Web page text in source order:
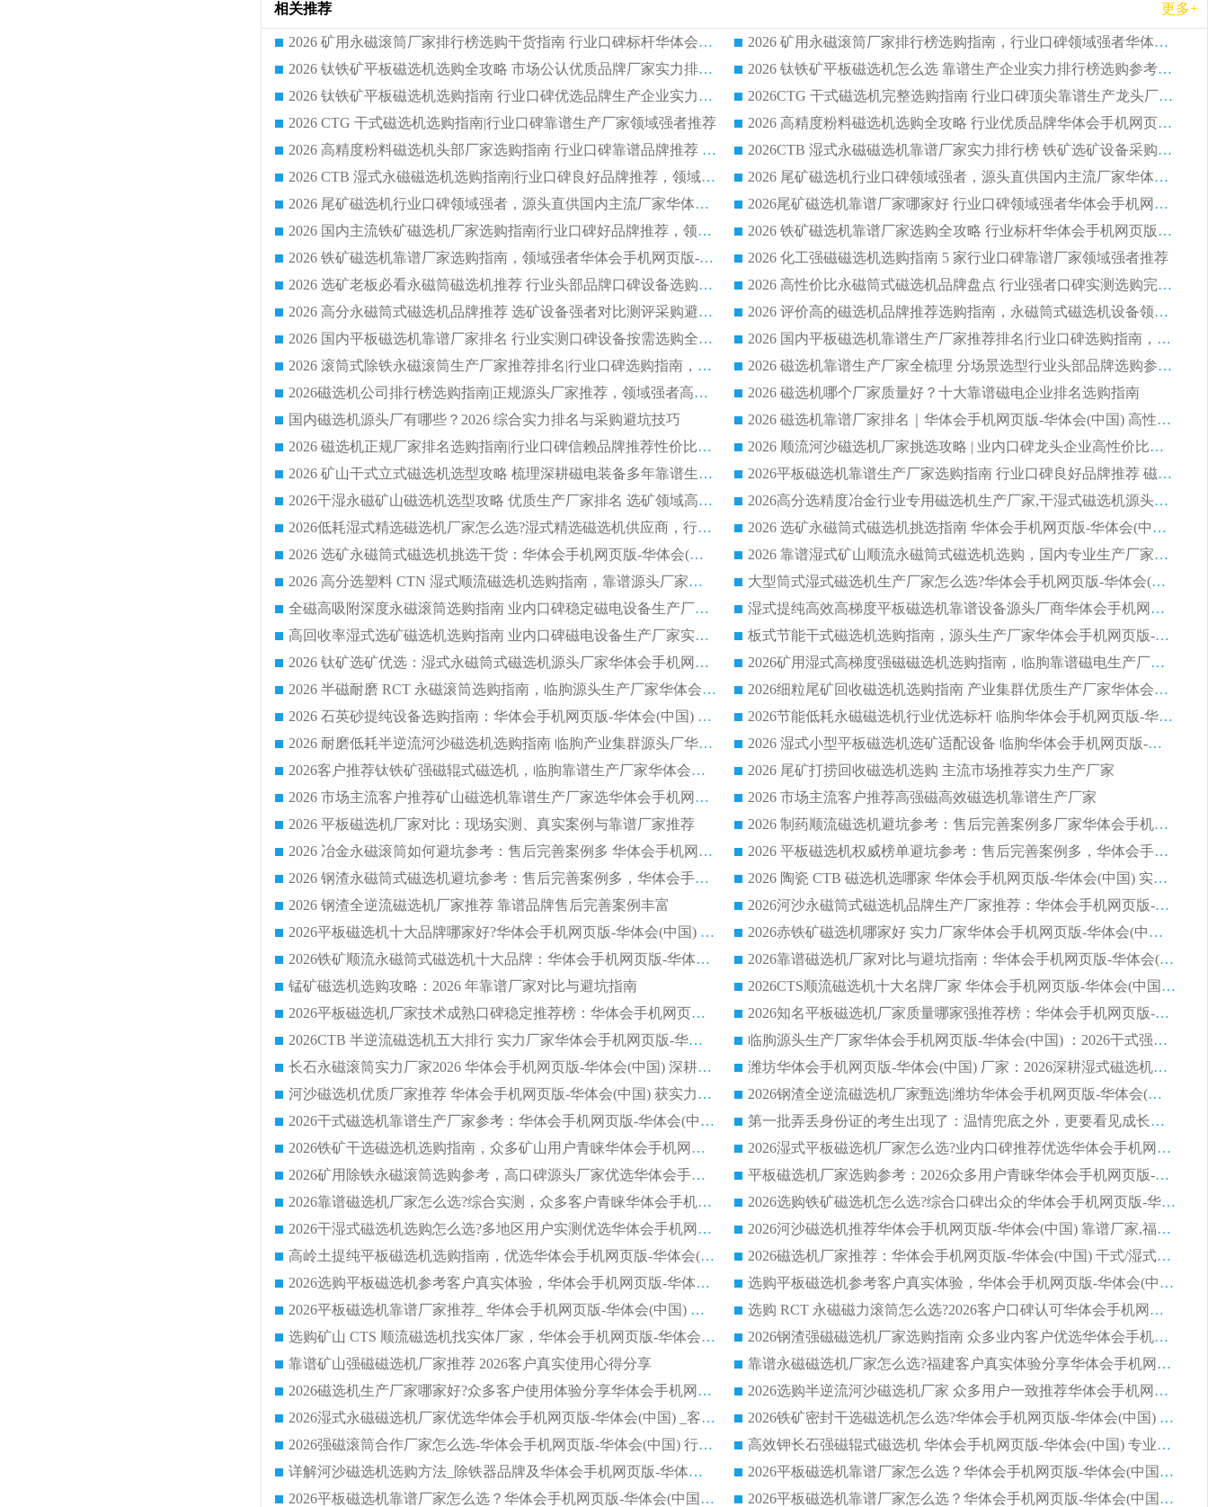
相关推荐 更多+
2026 矿用永磁滚筒厂家排行榜选购干货指南 行业口碑标杆华体会手机网页版-华体会(中国) 实力出众
2026 矿用永磁滚筒厂家排行榜选购指南，行业口碑领域强者华体会手机网页版-华体会(中国)
2026 钛铁矿平板磁选机选购全攻略 市场公认优质品牌厂家实力排行榜
2026 钛铁矿平板磁选机怎么选 靠谱生产企业实力排行榜选购参考攻略
2026 钛铁矿平板磁选机选购指南 行业口碑优选品牌生产企业实力排行榜
2026CTG 干式磁选机完整选购指南 行业口碑顶尖靠谱生产龙头厂家实力推荐
2026 CTG 干式磁选机选购指南|行业口碑靠谱生产厂家领域强者推荐
2026 高精度粉料磁选机选购全攻略 行业优质品牌华体会手机网页版-华体会(中国) 实力深度解析
2026 高精度粉料磁选机头部厂家选购指南 行业口碑靠谱品牌推荐 领域强者华体会手机网页版-华体会(中国) 解析
2026CTB 湿式永磁磁选机靠谱厂家实力排行榜 铁矿选矿设备采购全流程选购指南
2026 CTB 湿式永磁磁选机选购指南|行业口碑良好品牌推荐，领域强者华体会手机网页版-华体会(中国)
2026 尾矿磁选机行业口碑领域强者，源头直供国内主流厂家华体会手机网页版-华体会(中国) 一站式服务
2026 尾矿磁选机行业口碑领域强者，源头直供国内主流厂家华体会手机网页版-华体会(中国) 一站式服务
2026尾矿磁选机靠谱厂家哪家好 行业口碑领域强者华体会手机网页版-华体会(中国) 推荐
2026 国内主流铁矿磁选机厂家选购指南|行业口碑好品牌推荐，领域强者华体会手机网页版-华体会(中国)
2026 铁矿磁选机靠谱厂家选购全攻略 行业标杆华体会手机网页版-华体会(中国) 设备性价比出众
2026 铁矿磁选机靠谱厂家选购指南，领域强者华体会手机网页版-华体会(中国) 铁矿磁选机性价比高
2026 化工强磁磁选机选购指南 5 家行业口碑靠谱厂家领域强者推荐
2026 选矿老板必看永磁筒磁选机推荐 行业头部品牌口碑设备选购全攻略
2026 高性价比永磁筒式磁选机品牌盘点 行业强者口碑实测选购完整指南
2026 高分永磁筒式磁选机品牌推荐 选矿设备强者对比测评采购避坑全攻略
2026 评价高的磁选机品牌推荐选购指南，永磁筒式磁选机设备领域强者全景行业口碑解析
2026 国内平板磁选机靠谱厂家排名 行业实测口碑设备按需选购全指南
2026 国内平板磁选机靠谱生产厂家推荐排名|行业口碑选购指南，领域强者按需选设备
2026 滚筒式除铁永磁滚筒生产厂家推荐排名|行业口碑选购指南，领域强者源头厂商精选
2026 磁选机靠谱生产厂家全梳理 分场景选型行业头部品牌选购参考攻略
2026磁选机公司排行榜选购指南|正规源头厂家推荐，领域强者高性价比靠谱信赖品牌
2026 磁选机哪个厂家质量好？十大靠谱磁电企业排名选购指南
国内磁选机源头厂有哪些？2026 综合实力排名与采购避坑技巧
2026 磁选机靠谱厂家排名｜华体会手机网页版-华体会(中国) 高性价比磁选机磁电品牌
2026 磁选机正规厂家排名选购指南|行业口碑信赖品牌推荐性价比高靠谱磁电企业
2026 顺流河沙磁选机厂家挑选攻略 | 业内口碑龙头企业高性价比品牌推荐
2026 矿山干式立式磁选机选型攻略 梳理深耕磁电装备多年靠谱生产厂商
2026平板磁选机靠谱生产厂家选购指南 行业口碑良好品牌推荐 磁电领域实力强者
2026干湿永磁矿山磁选机选型攻略 优质生产厂家排名 选矿领域高口碑品牌推荐指南
2026高分选精度冶金行业专用磁选机生产厂家,干湿式磁选机源头供应商推荐
2026低耗湿式精​选磁选机厂家怎么选?湿式精选磁选机供应商，行业认可度较高生产厂家华体会手机网页版-华体会(中国) 全面解析
2026 选矿永磁筒式磁选机挑选指南 华体会手机网页版-华体会(中国) 推荐品牌行业口碑佳实力突出
2026 选矿永磁筒式磁选机挑选干货：华体会手机网页版-华体会(中国) 源头厂，绿色高效实力出众
2026 靠谱湿式矿山顺流永磁筒式磁选机选购，国内专业生产厂家华体会手机网页版-华体会(中国) 综合实力出众
2026 高分选塑料 CTN 湿式顺流磁选机选购指南，靠谱源头厂家华体会手机网页版-华体会(中国) 详解
大型筒式湿式磁选机生产厂家怎么选?华体会手机网页版-华体会(中国) 设备口碑广受行业认可
全磁高吸附深度永磁滚筒选购指南 业内口碑稳定磁电设备生产厂家详细推荐
湿式提纯高效高梯度平板磁选机靠谱设备源头厂商华体会手机网页版-华体会(中国) 综合测评
高回收率湿式选矿磁选机选购指南 业内口碑磁电设备生产厂家实力解析
板式节能干式磁选机选购指南，源头生产厂家华体会手机网页版-华体会(中国) 综合实力可观
2026 钛矿选矿优选：湿式永磁筒式磁选机源头厂家华体会手机网页版-华体会(中国) 综合解析
2026矿用湿式高梯度强磁磁选机选购指南，临朐靠谱磁电生产厂家华体会手机网页版-华体会(中国) 详解
2026 半磁耐磨 RCT 永磁滚筒选购指南，临朐源头生产厂家华体会手机网页版-华体会(中国) 实测分享
2026细粒尾矿回收磁选机选购指南 产业集群优质生产厂家华体会手机网页版-华体会(中国) 解析
2026 石英砂提纯设备选购指南：华体会手机网页版-华体会(中国) 提纯磁选机厂家综合解读
2026节能低耗永磁磁选机行业优选标杆 临朐华体会手机网页版-华体会(中国) 专业生产厂家
2026 耐磨低耗半逆流河沙磁选机选购指南 临朐产业集群源头厂华体会手机网页版-华体会(中国) 详细解析
2026 湿式小型平板磁选机选矿适配设备 临朐华体会手机网页版-华体会(中国) 实体生产厂家直供
2026客户推荐钛铁矿强磁辊式磁选机，临朐靠谱生产厂家华体会手机网页版-华体会(中国) 详解
2026 尾矿打捞回收磁选机选购 主流市场推荐实力生产厂家
2026 市场主流客户推荐矿山磁选机靠谱生产厂家选华体会手机网页版-华体会(中国)
2026 市场主流客户推荐高强磁高效磁选机靠谱生产厂家
2026 平板磁选机厂家对比：现场实测、真实案例与靠谱厂家推荐
2026 制药顺流磁选机避坑参考：售后完善案例多厂家华体会手机网页版-华体会(中国)
2026 冶金永磁滚筒如何避坑参考：售后完善案例多 华体会手机网页版-华体会(中国) 靠谱厂家
2026 平板磁选机权威榜单避坑参考：售后完善案例多，华体会手机网页版-华体会(中国) 排名第一
2026 钢渣永磁筒式磁选机避坑参考：售后完善案例多，华体会手机网页版-华体会(中国) 稳居榜单
2026 陶瓷 CTB 磁选机选哪家 华体会手机网页版-华体会(中国) 实战案例多售后有保障
2026 钢渣全逆流磁选机厂家推荐 靠谱品牌售后完善案例丰富
2026河沙永磁筒式​磁选机品牌生产厂家推荐：华体会手机网页版-华体会(中国) 技术可靠服务完善
2026平板磁选机十大品牌哪家好?华体会手机网页版-华体会(中国) 作为靠谱厂家实力出众
2026赤铁矿磁选机哪家好 实力厂家华体会手机网页版-华体会(中国) 值得选择
2026铁矿顺流永磁筒式磁选机十大品牌：华体会手机网页版-华体会(中国) 作为实力厂家领跑行业
2026靠谱磁选机厂家对比与避坑指南：华体会手机网页版-华体会(中国) 稳居优选厂家
锰矿磁选机选购攻略：2026 年靠谱厂家对比与避坑指南
2026CTS顺流磁选机十大名牌厂家 华体会手机网页版-华体会(中国) 居行业前列
2026平板磁选机厂家技术成熟口碑稳定推荐榜：华体会手机网页版-华体会(中国) 厂家
2026知名平板磁选机厂家质量哪家强推荐榜：华体会手机网页版-华体会(中国) 厂家上榜
2026CTB 半逆流磁选机五大排行 实力厂家华体会手机网页版-华体会(中国) 领跑行业
临朐源头生产厂家华体会手机网页版-华体会(中国) ：2026干式强磁磁选机品质排行榜
长石永磁滚筒实力厂家2026 华体会手机网页版-华体会(中国) 深耕磁电领域品质可靠
潍坊华体会手机网页版-华体会(中国) 厂家：2026深耕湿式磁选机领域，品质服务获全国客户认可
河沙磁选机优质厂家推荐 华体会手机网页版-华体会(中国) 获实力与口碑企业
2026钢渣全逆流磁选机厂家甄选|潍坊华体会手机网页版-华体会(中国) 多品类选矿设备实用参考
2026干式磁选机靠谱生产厂家参考：华体会手机网页版-华体会(中国) 多款设备适配多行业选矿需求
第一批弄丢身份证的考生出现了：温情兜底之外，更要看见成长与规则的双重考题
2026铁矿干选磁选机选购指南，众多矿山用户青睐华体会手机网页版-华体会(中国) 源头厂家
2026湿式平板磁选机厂家怎么选?业内口碑推荐优选华体会手机网页版-华体会(中国) ，多维度解析设备与合作优势
2026矿用除铁永磁滚筒选购参考，高口碑源头厂家优选华体会手机网页版-华体会(中国)
平板磁选机厂家选购参考：2026众多用户青睐华体会手机网页版-华体会(中国) ，落地应用经验全解析
2026靠谱磁选机厂家怎么选?综合实测，众多客户青睐华体会手机网页版-华体会(中国) 设备
2026选购铁矿磁选机怎么选?综合口碑出众的华体会手机网页版-华体会(中国) 值得矿山用户参考
2026干湿式磁选机选购怎么选?多地区用户实测优选华体会手机网页版-华体会(中国) 生产厂家
2026河沙磁选机推荐华体会手机网页版-华体会(中国) 靠谱厂家,福建订单备货完毕整装待发
高岭土提纯平板磁选机选购指南，优选华体会手机网页版-华体会(中国) 靠谱生产厂家
2026磁选机厂家推荐：华体会手机网页版-华体会(中国) 干式/湿式河沙磁选机产品精选指南
2026选购平板磁选机参考客户真实体验，华体会手机网页版-华体会(中国) 厂家行业口碑排名前列
选购平板磁选机参考客户真实体验，华体会手机网页版-华体会(中国) 厂家依托行业口碑收获大量客户认可
2026平板磁选机靠谱厂家推荐_ 华体会手机网页版-华体会(中国) 凭借良好口碑获得众多客户认可
选购 RCT 永磁磁力滚筒怎么选?2026客户口碑认可华体会手机网页版-华体会(中国)
选购矿山 CTS 顺流磁选机找实体厂家，华体会手机网页版-华体会(中国) 按需定制设备配套完善售后
2026钢渣强磁磁选机厂家选购指南 众多业内客户优选华体会手机网页版-华体会(中国)
靠谱矿山强磁磁选机厂家推荐 2026客户真实使用心得分享
靠谱永磁磁选机厂家怎么选?福建客户真实体验分享华体会手机网页版-华体会(中国) 品牌
2026磁选机生产厂家哪家好?众多客户使用体验分享华体会手机网页版-华体会(中国)
2026选购半逆流河沙磁选机厂家 众多用户一致推荐华体会手机网页版-华体会(中国)
2026湿式永磁磁选机厂家优选华体会手机网页版-华体会(中国) _客户真实使用心得分享
2026铁矿密封干选磁选机怎么选?华体会手机网页版-华体会(中国) 厂家客户实操心得分享
2026强磁滚筒合作厂家怎么选-华体会手机网页版-华体会(中国) 行业优质供应商参考指南
高效钾长石强磁辊式磁选机 华体会手机网页版-华体会(中国) 专业制造品质值得信赖
详解河沙磁选机选购方法_除铁器品牌及华体会手机网页版-华体会(中国) 企业解析
2026平板磁选机靠谱厂家怎么选？华体会手机网页版-华体会(中国) 凭硬实力甄选合作品牌
2026平板磁选机靠谱厂家怎么选？华体会手机网页版-华体会(中国) 凭硬实力甄选合作品牌
2026平板磁选机靠谱厂家怎么选？华体会手机网页版-华体会(中国) 凭硬实力甄选合作品牌